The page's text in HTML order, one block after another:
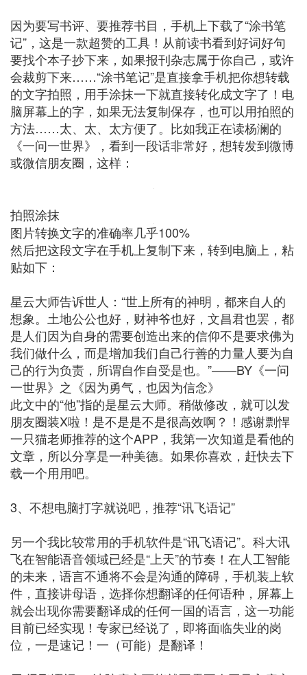
因为要写书评、要推荐书目，手机上下载了“涂书笔
记”，这是一款超赞的工具！从前读书看到好词好句
要找个本子抄下来，如果报刊杂志属于你自己，或许
会裁剪下来……“涂书笔记”是直接拿手机把你想转载
的文字拍照，用手涂抹一下就直接转化成文字了！电
脑屏幕上的字，如果无法复制保存，也可以用拍照的
方法……太、太、太方便了。比如我正在读杨澜的
《一问一世界》，看到一段话非常好，想转发到微博
或微信朋友圈，这样：
拍照涂抹
图片转换文字的准确率几乎100%
然后把这段文字在手机上复制下来，转到电脑上，粘
贴如下：
星云大师告诉世人：“世上所有的神明，都来自人的
想象。土地公公也好，财神爷也好，文昌君也罢，都
是人们因为自身的需要创造出来的信仰不是要求佛为
我们做什么，而是增加我们自己行善的力量人要为自
己的行为负责，所谓自作自受是也。”——BY《一问
一世界》之《因为勇气，也因为信念》
此文中的“他”指的是星云大师。稍做修改，就可以发
朋友圈装X啦！是不是是不是很高效啊？！感谢剽悍
一只猫老师推荐的这个APP，我第一次知道是看他的
文章，所以分享是一种美德。如果你喜欢，赶快去下
载一个用用吧。
3、不想电脑打字就说吧，推荐“讯飞语记”
另一个我比较常用的手机软件是“讯飞语记”。科大讯
飞在智能语音领域已经是“上天”的节奏！在人工智能
的未来，语言不通将不会是沟通的障碍，手机装上软
件，直接讲母语，选择你想翻译的任何语种，屏幕上
就会出现你需要翻译成的任何一国的语言，这一功能
目前已经实现！专家已经说了，即将面临失业的岗
位，一是速记！一（可能）是翻译！